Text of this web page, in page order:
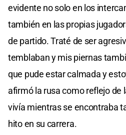
evidente no solo en los
también en las propias
de partido. Traté de ser
temblaban y mis piernas
que pude estar calmada y
afirmó la rusa como reflejo de
vivía mientras se encontraba
hito en su carrera.